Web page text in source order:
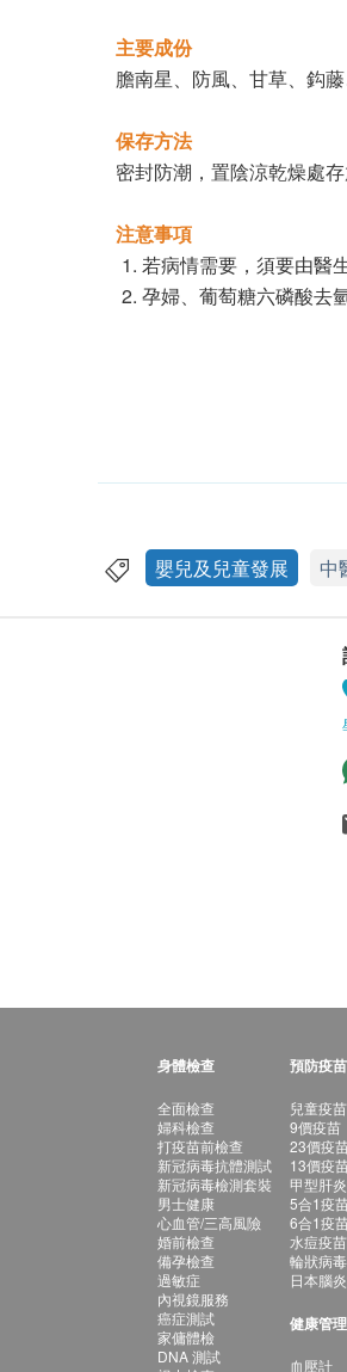
主要成份
膽南星、防風、甘草、鈎
保存方法
密封防潮，置陰涼乾燥處
注意事項
若病情需要，須要由醫
孕婦、葡萄糖六磷酸去
嬰兒及兒童發展 中
身體檢查
全面檢查
婦科檢查
打疫苗前檢查
新冠病毒抗體測試
新冠病毒檢測套裝
男士健康
心血管/三高風險
婚前檢查
備孕檢查
過敏症
內視鏡服務
癌症測試
家傭體檢
DNA 測試
預防疫苗
兒童疫苗
9價疫苗
23價疫
13價疫
甲型肝
5合1疫
6合1疫
水痘疫苗
輪狀病
日本腦
健康管理
血壓計